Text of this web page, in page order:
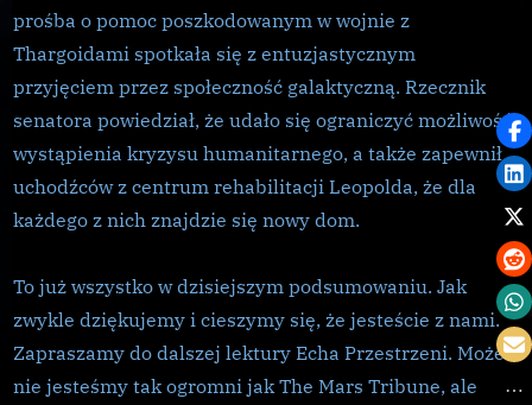
prośba o pomoc poszkodowanym w wojnie z
Thargoidami spotkała się z entuzjastycznym
przyjęciem przez społeczność galaktyczną. Rzecznik
senatora powiedział, że udało się ograniczyć możliwość
wystąpienia kryzysu humanitarnego, a także zapewnił
uchodźców z centrum rehabilitacji Leopolda, że dla
każdego z nich znajdzie się nowy dom.
To już wszystko w dzisiejszym podsumowaniu. Jak
zwykle dziękujemy i cieszymy się, że jesteście z nami.
Zapraszamy do dalszej lektury Echa Przestrzeni. Może
nie jesteśmy tak ogromni jak The Mars Tribune, ale